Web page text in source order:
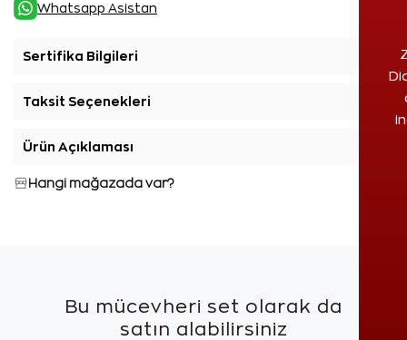
Whatsapp Asistan
Sertifika Bilgileri
Taksit Seçenekleri
Ürün Açıklaması
Hangi mağazada var?
Bu mücevheri set olarak da
satın alabilirsiniz